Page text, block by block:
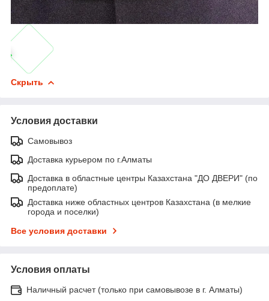
Скрыть
Условия доставки
Самовывоз
Доставка курьером по г.Алматы
Доставка в областные центры Казахстана "ДО ДВЕРИ" (по
предоплате)
Доставка ниже областных центров Казахстана (в мелкие
города и поселки)
Все условия доставки
Условия оплаты
Наличный расчет (только при самовывозе в г. Алматы)